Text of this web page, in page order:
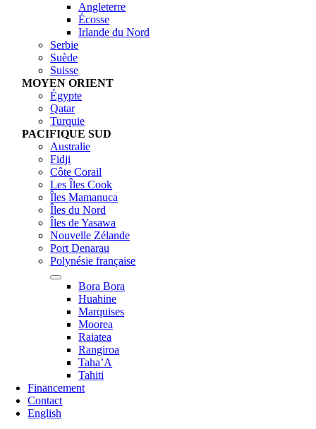
Angleterre
Écosse
Irlande du Nord
Serbie
Suède
Suisse
MOYEN ORIENT
Égypte
Qatar
Turquie
PACIFIQUE SUD
Australie
Fidji
Côte Corail
Les Îles Cook
Îles Mamanuca
Îles du Nord
Îles de Yasawa
Nouvelle Zélande
Port Denarau
Polynésie française
Bora Bora
Huahine
Marquises
Moorea
Raiatea
Rangiroa
Taha’A
Tahiti
Financement
Contact
English